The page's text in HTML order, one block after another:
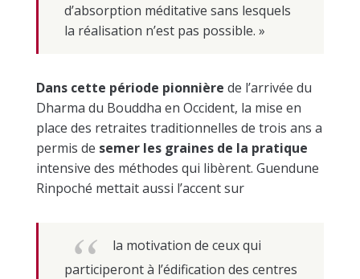
d’absorption méditative sans lesquels
la réalisation n’est pas possible. »
Dans cette période pionnière de l’arrivée du
Dharma du Bouddha en Occident, la mise en
place des retraites traditionnelles de trois ans a
permis de semer les graines de la pratique
intensive des méthodes qui libèrent. Guendune
Rinpoché mettait aussi l’accent sur
la motivation de ceux qui
participeront à l’édification des centres